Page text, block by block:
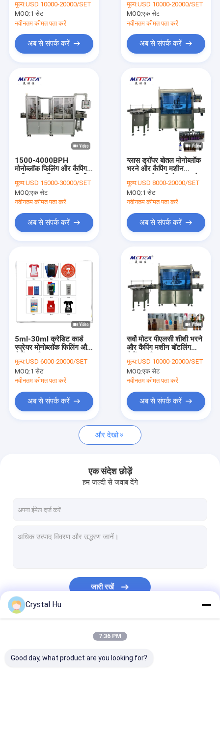
उत्पादों
वीआर दिखाएँ
हमारे बारे में
गुणवत्ता नियंत्रण
संपर्क करें
एक उद्धरण की विनती करे
बोतल धोने की मशीन
बॉटलिंग उत्पादन लाइन
बैग पैकिंग मशीन
मूल्य:USD 10000-20000/SET
MOQ:1 सेट
नवीनतम कीमत पता करें
अब से संपर्क करें
मूल्य:USD 10000-20000/SET
MOQ:एक सेट
नवीनतम कीमत पता करें
अब से संपर्क करें
1500-4000BPH
मोनोब्लॉक फिलिंग और कैपिंग
क्रीम के लिए
मूल्य:USD 15000-30000/SET
MOQ:एक सेट
नवीनतम कीमत पता करें
अब से संपर्क करें
ग्लास ड्रॉपर बोतल मोनोब्लॉक
भरने और कैपिंग मशीन
की मशीन
मूल्य:USD 8000-20000/SET
MOQ:1 सेट
नवीनतम कीमत पता करें
अब से संपर्क करें
5ml-30ml क्रेडिट कार्ड
स्प्रेयर मोनोब्लॉक फिलिंग और
मूल्य:USD 6000-20000/SET
MOQ:1 सेट
नवीनतम कीमत पता करें
अब से संपर्क करें
सर्वो मोटर पीएलसी शीशी भरने
और कैपिंग मशीन बॉटलिंग
मूल्य:USD 10000-20000/SET
MOQ:एक सेट
नवीनतम कीमत पता करें
अब से संपर्क करें
और देखो
एक संदेश छोड़ें
हम जल्दी से जवाब देंगे
जारी रखें
Crystal Hu
7:36 PM
Good day, what product are you looking for?